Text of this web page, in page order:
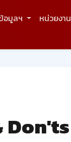
อมูลฯ หน่วยงาน
Don'ts